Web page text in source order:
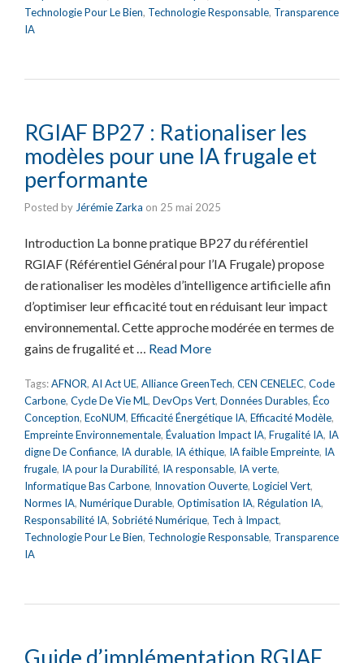
Technologie Pour Le Bien, Technologie Responsable, Transparence
IA
RGIAF BP27 : Rationaliser les
modèles pour une IA frugale et
performante
Posted by Jérémie Zarka on 25 mai 2025
Introduction La bonne pratique BP27 du référentiel
RGIAF (Référentiel Général pour l’IA Frugale) propose
de rationaliser les modèles d’intelligence artificielle afin
d’optimiser leur efficacité tout en réduisant leur impact
environnemental. Cette approche modérée en termes de
gains de frugalité et … Read More
Tags:AFNOR, AI Act UE, Alliance GreenTech, CEN CENELEC, Code
Carbone, Cycle De Vie ML, DevOps Vert, Données Durables, Éco
Conception, EcoNUM, Efficacité Énergétique IA, Efficacité Modèle,
Empreinte Environnementale, Évaluation Impact IA, Frugalité IA, IA
digne De Confiance, IA durable, IA éthique, IA faible Empreinte, IA
frugale, IA pour la Durabilité, IA responsable, IA verte,
Informatique Bas Carbone, Innovation Ouverte, Logiciel Vert,
Normes IA, Numérique Durable, Optimisation IA, Régulation IA,
Responsabilité IA, Sobriété Numérique, Tech à Impact,
Technologie Pour Le Bien, Technologie Responsable, Transparence
IA
Guide d’implémentation RGIAF